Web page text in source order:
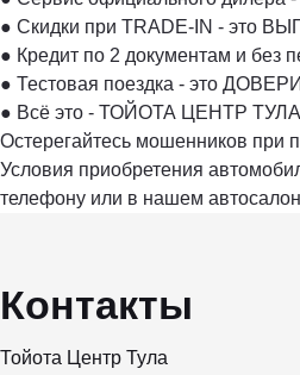
● Скидки при TRADE-IN - это
● Кредит по 2 документам и без
● Тестовая поездка - это
● Всё это - ТОЙОТА ЦЕНТР ТУЛА
Остерегайтесь мошенников при
Условия приобретения
телефону или в нашем
Контакты
Тойота Центр Тула